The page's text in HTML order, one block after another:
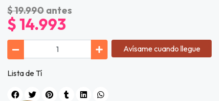
$ 19.990 antes
$ 14.993
Avísame cuando llegue
Lista de Tí